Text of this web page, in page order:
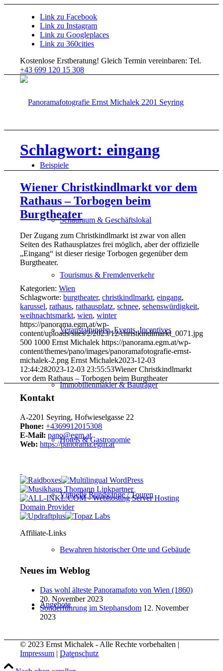
Link zu Facebook
Link zu Instagram
Link zu Googleplaces
Link zu 360cities
Kostenlose Erstberatung! Gleich Termin vereinbaren: Tel.
+43 699 120 15 308
Beispiele
Schauraum & Geschäftslokal
Tourismus & Fremdenverkehr
Veranstaltungen, Events, Incentives
Immobilienmakler & Bauträger
Hotels & Gastronomie
Virtuelle Rundgänge / Touren
Bewahren historischer Orte und Gebäude
Angebote
Erstberatung
Schlagwort: eingang
Wiener Christkindlmarkt vor dem
Rathaus – Torbogen beim
Burgtheater
Der Zugang zum Christkindlmarkt ist zwar von allen
Seiten des Rathausplatzes frei möglich, aber der offizielle
„Eingang“ ist dieser riesige Torbogen gegenüber dem
Burgtheater.
Kategorien:Wien
Schlagworte:burgtheater,christkindlmarkt,eingang,
karussel,rathaus,rathausplatz,schnee,sehenswürdigkeit,
weihnachtsmarkt,wien,winter
https://panorama.egm.at/wp-
content/uploads/sites/2/2023/12/christkindlmarkt_0071.jpg
500 1000 Ernst Michalek https://panorama.egm.at/wp-
content/themes/pano/images/panoramafotografie-ernst-
michalek-2.png Ernst Michalek2023-12-03
12:44:282023-12-03 23:55:53Wiener Christkindlmarkt
vor dem Rathaus – Torbogen beim Burgtheater
Kontakt
A-2201 Seyring, Hofwieselgasse 22
Phone: +4369912015308
E-Mail: pano@egm.at
Web: https://panorama.egm.at
Affiliate-Links
Neues im Weblog
Das wohl älteste Panoramafoto von Wien (1860)
20. November 2023
Sonderführung im Stephansdom 12. November
2023
© 2023 Ernst Michalek - Alle Rechte vorbehalten |
Impressum |Datenschutz